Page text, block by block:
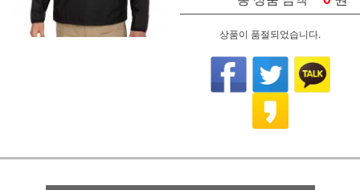
상품이 품절되었습니다.